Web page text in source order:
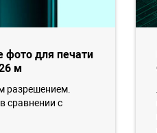
фото для печати
м
разрешением.
сравнении с